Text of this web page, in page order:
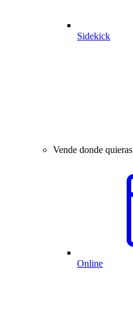
Sidekick
Vende donde quieras
Online